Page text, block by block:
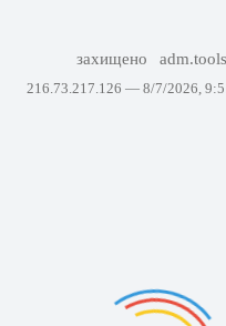
захищено adm.tools
216.73.217.126 — 8/7/2026,